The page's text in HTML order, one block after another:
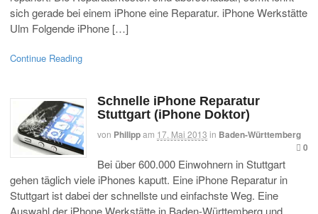
sich gerade bei einem iPhone eine Reparatur. iPhone Werkstätte
Ulm Folgende iPhone […]
Continue Reading
Schnelle iPhone Reparatur
Stuttgart (iPhone Doktor)
von Philippam 17. Mai 2013 in Baden-Württemberg
0
Bei über 600.000 Einwohnern in Stuttgart
gehen täglich viele iPhones kaputt. Eine iPhone Reparatur in
Stuttgart ist dabei der schnellste und einfachste Weg. Eine
Auswahl der iPhone Werkstätte in Baden-Württemberg und